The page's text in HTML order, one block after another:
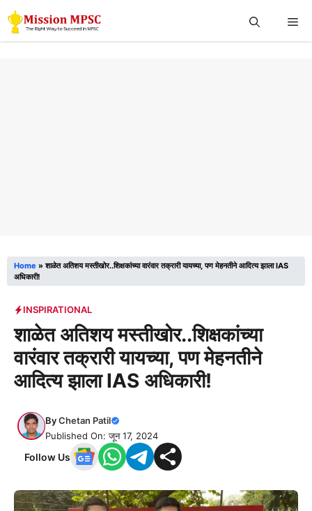
Skip
to
Home »शाळेत अतिशय मस्तीखोर..शिक्षकांच्या वारंवार तक्रारी यायच्या, पण मेहनतीने आदित्य झाला IAS
अधिकारी!
INSPIRATIONAL
शाळेत अतिशय मस्तीखोर..शिक्षकांच्या
वारंवार तक्रारी यायच्या, पण मेहनतीने
आदित्य झाला IAS अधिकारी!
ByChetan Patil
Published On: जून 17, 2024
Follow Us